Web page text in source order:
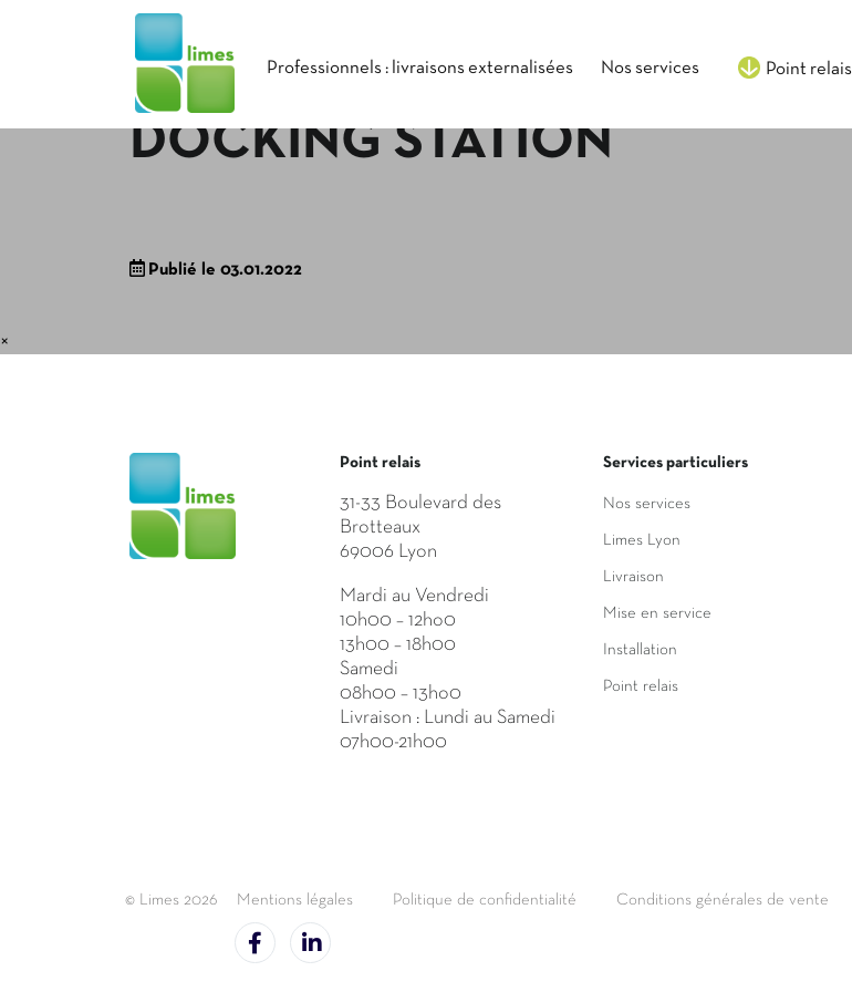
Professionnels : livraisons externalisées Nos services Point relais
DOCKING STATION
Publié le 03.01.2022
×
Point relais
31-33 Boulevard des
Brotteaux
69006 Lyon
Mardi au Vendredi
10h00 – 12ho0
13h00 – 18h00
Samedi
08h00 – 13ho0
Livraison : Lundi au Samedi
07h00-21h00
Services particuliers
Nos services
Limes Lyon
Livraison
Mise en service
Installation
Point relais
© Limes 2026 Mentions légales Politique de confidentialité Conditions générales de vente